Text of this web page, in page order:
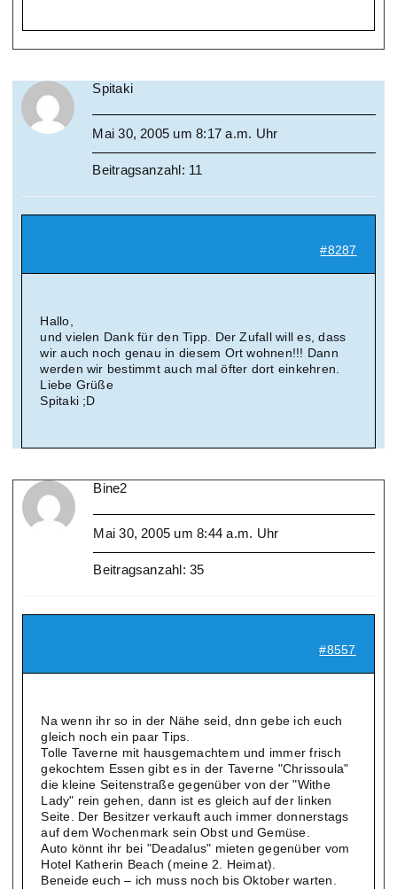
Spitaki
Mai 30, 2005 um 8:17 a.m. Uhr
Beitragsanzahl: 11
#8287
Hallo,
und vielen Dank für den Tipp. Der Zufall will es, dass
wir auch noch genau in diesem Ort wohnen!!! Dann
werden wir bestimmt auch mal öfter dort einkehren.
Liebe Grüße
Spitaki ;D
Bine2
Mai 30, 2005 um 8:44 a.m. Uhr
Beitragsanzahl: 35
#8557
Na wenn ihr so in der Nähe seid, dnn gebe ich euch
gleich noch ein paar Tips.
Tolle Taverne mit hausgemachtem und immer frisch
gekochtem Essen gibt es in der Taverne "Chrissoula"
die kleine Seitenstraße gegenüber von der "Withe
Lady" rein gehen, dann ist es gleich auf der linken
Seite. Der Besitzer verkauft auch immer donnerstags
auf dem Wochenmark sein Obst und Gemüse.
Auto könnt ihr bei "Deadalus" mieten gegenüber vom
Hotel Katherin Beach (meine 2. Heimat).
Beneide euch – ich muss noch bis Oktober warten.